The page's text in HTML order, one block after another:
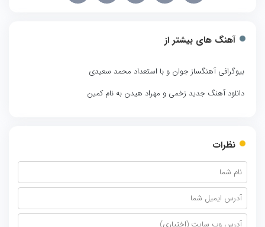
آهنگ های بیشتر از
بیوگرافی آهنگساز جوان و با استعداد محمد سعیدی
دانلود آهنگ جدید زخمی و مهراد هیدن به نام کمین
نظرات